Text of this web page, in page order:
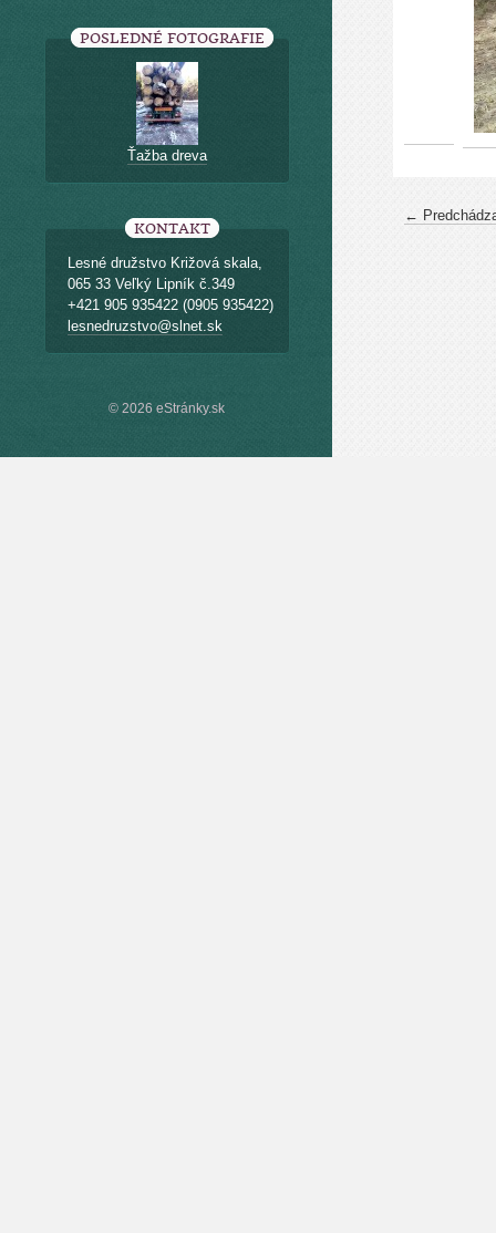
←
POSLEDNÉ FOTOGRAFIE
Ťažba dreva
KONTAKT
Lesné družstvo Križová skala,
065 33 Veľký Lipník č.349
+421 905 935422 (0905 935422)
lesnedruzstvo@slnet.sk
© 2026 eStránky.sk